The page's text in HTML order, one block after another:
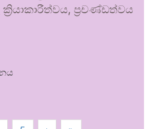
ප්‍රචණ්ඩත්වය